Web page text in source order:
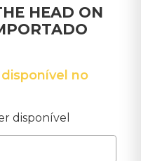
HEAD ON
no
disponível